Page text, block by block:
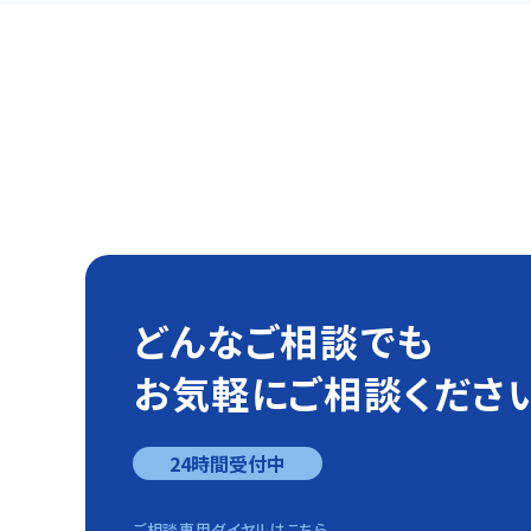
どんなご相談でも
お気軽にご相談くださ
24時間受付中